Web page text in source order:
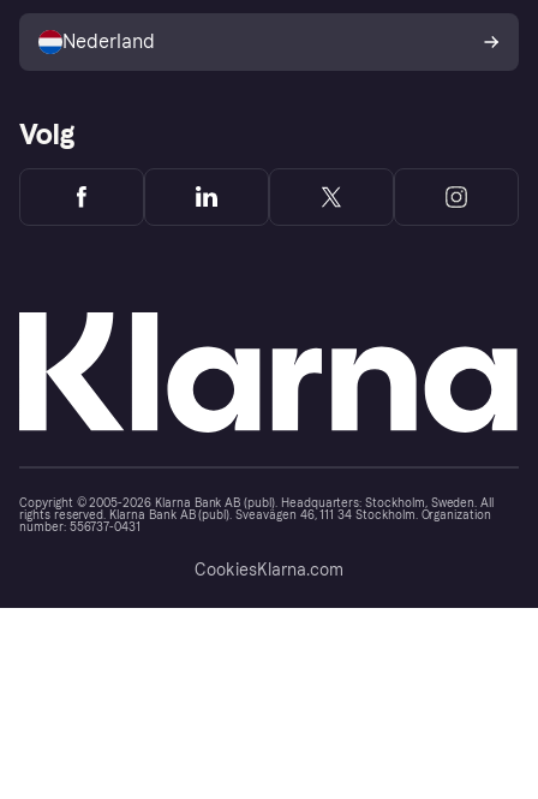
Kopersbescherming voor
consumenten
Nederland
Volg
Copyright © 2005-2026 Klarna Bank AB (publ). Headquarters: Stockholm, Sweden. All
rights reserved. Klarna Bank AB (publ). Sveavägen 46, 111 34 Stockholm. Organization
number: 556737-0431
CookiesKlarna.com